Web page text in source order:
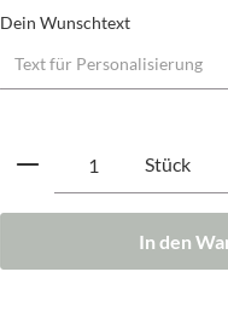
Dein Wunschtext
Produkt Anzahl:
Stück
In den